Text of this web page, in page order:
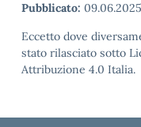
Pubblicato: 09.06.2025
Eccetto dove
stato rilasciato sotto
Attribuzione 4.0 Italia.